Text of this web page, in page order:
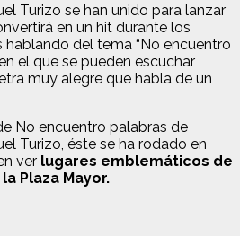
Turizo se han unido para lanzar
en un hit durante los
del tema “No encuentro
el que se pueden escuchar
muy alegre que habla de un
No encuentro palabras de
Turizo, éste se ha rodado en
ver lugares emblemáticos de
Plaza Mayor.